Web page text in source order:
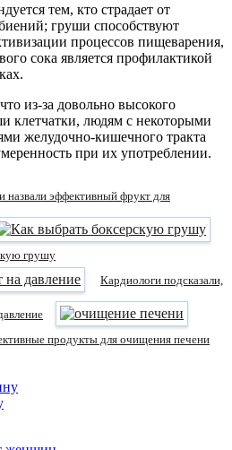
тем, кто страдает от
груши способствуют
процессов пищеварения,
сока является профилактикой
из-за довольно высокого
клетчатки, людям с некоторыми
желудочно-кишечного тракта
при их употреблении.
назвали эффективный фрукт для
грушу
Кардиологи подсказали,
продукты для очищения печени